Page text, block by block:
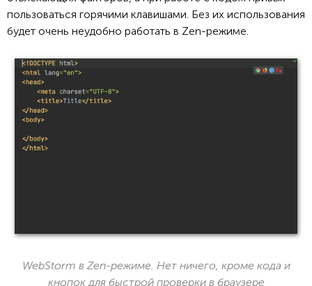
пользоваться горячими клавишами. Без их использования
будет очень неудобно работать в Zen-режиме.
WebStorm в Zen-режиме. Нет ничего, кроме кода и
кнопок для быстрой проверки в браузере